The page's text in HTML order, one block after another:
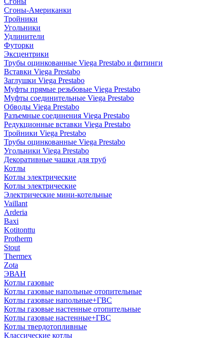
Сгоны-Американки
Тройники
Угольники
Удлинители
Футорки
Эксцентрики
Трубы оцинкованные Viega Prestabo и фитинги
Вставки Viega Prestabo
Заглушки Viega Prestabo
Муфты прямые резьбовые Viega Prestabo
Муфты соединительные Viega Prestabo
Обводы Viega Prestabo
Разъемные соединения Viega Prestabo
Редукционные вставки Viega Prestabo
Тройники Viega Prestabo
Трубы оцинкованные Viega Prestabo
Угольники Viega Prestabo
Декоративные чашки для труб
Котлы
Котлы электрические
Котлы электрические
Электрические мини-котельные
Vaillant
Arderia
Baxi
Kotitonttu
Protherm
Stout
Thermex
Zota
ЭВАН
Котлы газовые
Котлы газовые напольные отопительные
Котлы газовые напольные+ГВС
Котлы газовые настенные отопительные
Котлы газовые настенные+ГВС
Котлы твердотопливные
Классические котлы